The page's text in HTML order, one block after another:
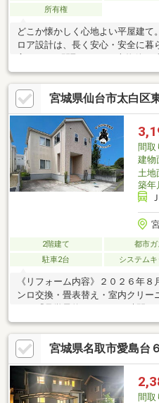
所有権
どこか懐かしく心地よい平屋建て
ロア設計は、長く安心・安全に暮
なります。その分価格が抑えられ
ムやDIYに回せるのが最大の魅力
お取引になります。
宮城県仙台市太白区
間取
建物
土地
築年
2階建て 都市ガ
駐車2台
システム
《リフォーム内容》２０２６年
ンロ交換・畳表替え・室内クリ
日・平日・お仕事帰りの見学も
でも見学予約・詳細資料のご案内
宮城県名取市愛島台
間取